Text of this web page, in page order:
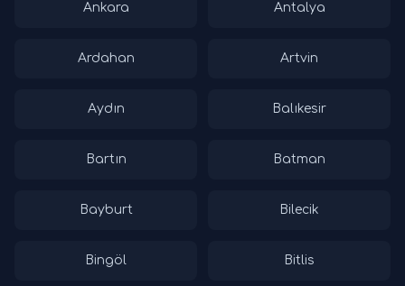
Ankara Antalya
Ardahan Artvin
Aydın Balıkesir
Bartın Batman
Bayburt Bilecik
Bingöl Bitlis